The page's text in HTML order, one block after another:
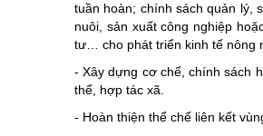
tuần hoàn; chính sách quản lý,
nuôi, sản xuất công nghiệp
tư… cho phát triển kinh tế nông
- Xây dựng cơ chế, chính sách
thể, hợp tác xã.
- Hoàn thiện thể chế liên kết